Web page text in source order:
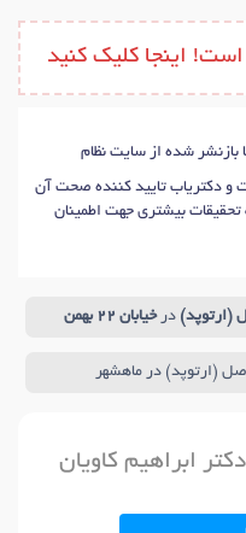
است! اینجا کلیک کنید
شده از سایت نظام
و دکتریاب تایید کننده صحت آن
تحقیقات بیشتری جهت اطمینان
(ارتوپد) درخیابان 22 بهمن
(ارتوپد) در ماهشهر
ابراهیم کاویان